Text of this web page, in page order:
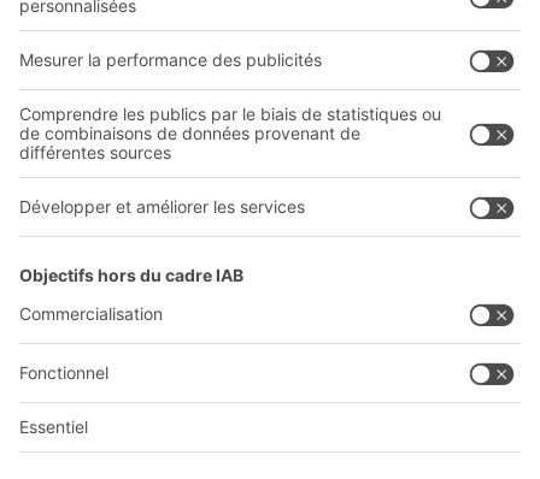
Qui sommes-nous ?
Sites internationaux
ABIT O
YOUR LIFE.
03 870 99 00
© 2026 BITO-Lagertechnik Bittmann GmbH